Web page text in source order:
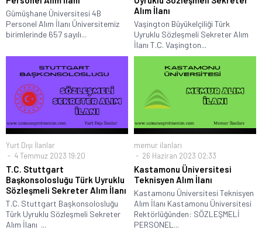
Gümüşhane Üniversitesi 4B
Personel Alım İlanı Üniversitemiz
birimlerinde 657 sayılı...
Alım İlanı
Vaşington Büyükelçiliği Türk
Uyruklu Sözleşmeli Sekreter Alım
İlanı T.C. Vaşington...
Yurt Dışı İlanlar
4 Temmuz 2023 19:20
T.C. Stuttgart
Başkonsolosluğu Türk Uyruklu
Sözleşmeli Sekreter Alım İlanı
T.C. Stuttgart Başkonsolosluğu
Türk Uyruklu Sözleşmeli Sekreter
Alım İlanı ...
memur ilanları
26 Haziran 2023 02:33
Kastamonu Üniversitesi
Teknisyen Alım İlanı
Kastamonu Üniversitesi Teknisyen
Alım İlanı Kastamonu Üniversitesi
Rektörlüğünden: SÖZLEŞMELİ
PERSONEL...